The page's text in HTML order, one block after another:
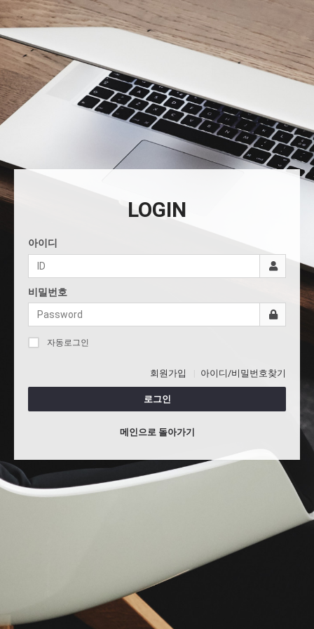
LOGIN
아이디
비밀번호
자동로그인
회원가입 아이디/비밀번호찾기
로그인
메인으로 돌아가기